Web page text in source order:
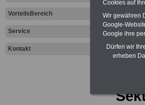
VorteilsBereich
Service
Kontakt
Zur
Cookies auf
Wir gewähren
Google-
Google ihre
Dürfen wir
erheben